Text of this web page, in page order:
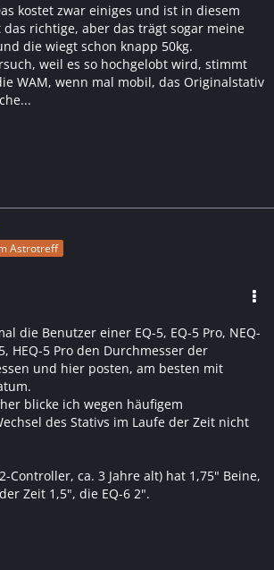
kostet zwar einiges und ist in diesem
richtige, aber das trägt sogar meine
die wiegt schon knapp 50kg.
weil es so hochgelobt wird, stimmt
WAM, wenn mal mobil, das Originalstativ
Astrotreff
die Benutzer einer EQ-5, EQ-5 Pro, NEQ-
HEQ-5 Pro den Durchmesser der
und hier posten, am besten mit
blicke ich wegen häufigem
des Stativs im Laufe der Zeit nicht
Controller, ca. 3 Jahre alt) hat 1,75" Beine,
Zeit 1,5", die EQ-6 2".